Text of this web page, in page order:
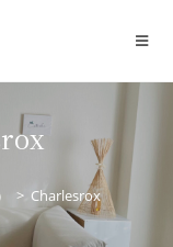
> Charlesrox